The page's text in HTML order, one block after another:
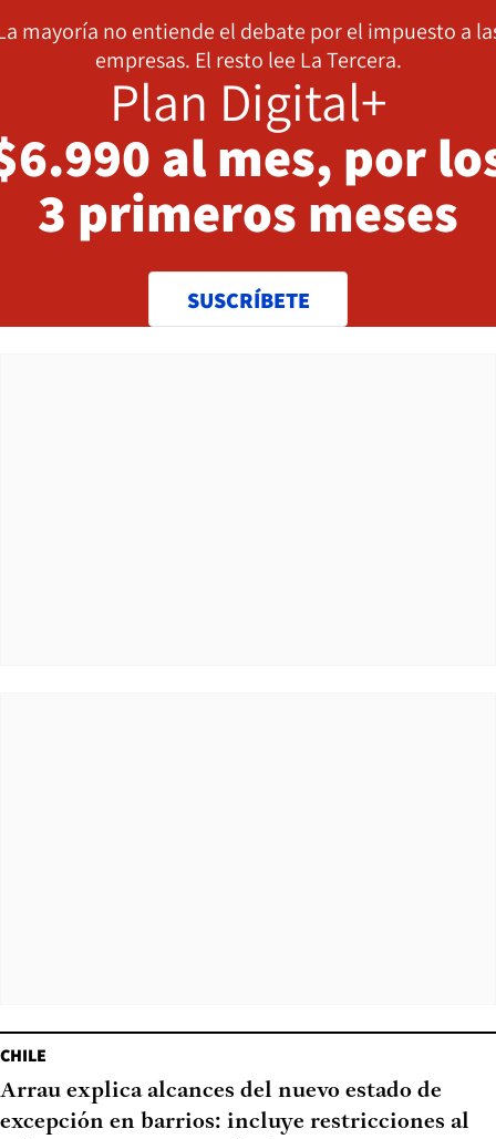
mayoría no entiende el debate por el impuesto a
empresas. El resto lee La Tercera.
Plan Digital+
al mes, por
3 primeros meses
SUSCRÍBETE
CHILE
Arrau explica alcances del nuevo estado de
excepción en barrios: incluye restricciones al